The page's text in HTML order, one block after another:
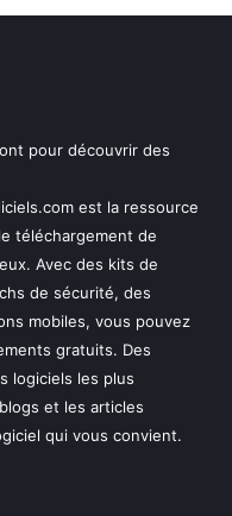
pour découvrir des
est la ressource
téléchargement de
Avec des kits de
de sécurité, des
mobiles, vous pouvez
gratuits. Des
logiciels les plus
et les articles
qui vous convient.